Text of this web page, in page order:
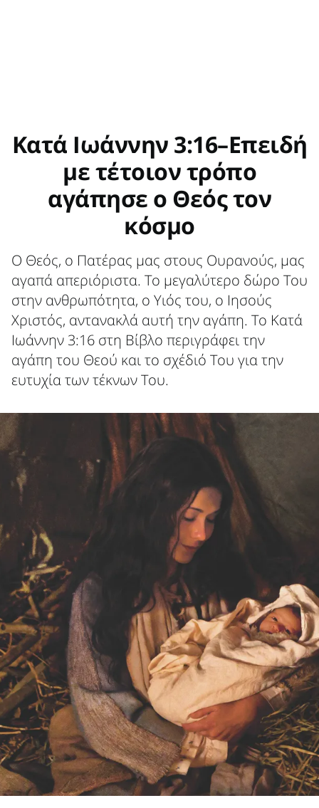
Κατά Ιωάννην 3:16–Επειδή
με τέτοιον τρόπο
αγάπησε ο Θεός τον
κόσμο
Ο Θεός, ο Πατέρας μας στους Ουρανούς, μας
αγαπά απεριόριστα. Το μεγαλύτερο δώρο Του
στην ανθρωπότητα, ο Υιός του, ο Ιησούς
Χριστός, αντανακλά αυτή την αγάπη. Το Κατά
Ιωάννην 3:16 στη Βίβλο περιγράφει την
αγάπη του Θεού και το σχέδιό Του για την
ευτυχία των τέκνων Του.